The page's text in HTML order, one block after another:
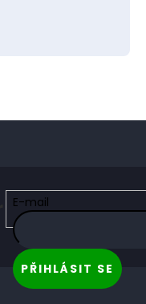
E-mail
PŘIHLÁSIT SE